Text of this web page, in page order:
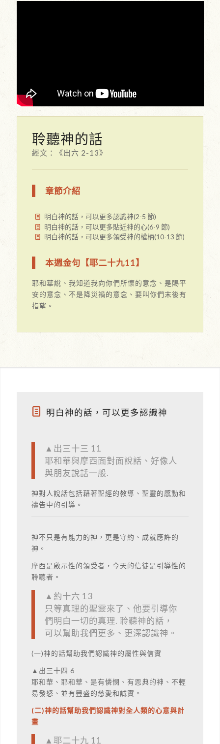
聆聽神的話
經文：《出六 2-13》
章節介紹
明白神的話，可以更多認識神(2-5 節)
明白神的話，可以更多貼近神的心(6-9 節)
明白神的話，可以更多領受神的權柄(10-13 節)
本週金句【耶二十九11】
耶和華說、我知道我向你們所懷的意念、是賜平
安的意念、不是降災禍的意念、要叫你們末後有
指望。
明白神的話，可以更多認識神
▲出三十三 11
耶和華與摩西面對面說話、好像人
與朋友說話一般.
神對人說話包括藉著聖經的教導、聖靈的感動和
禱告中的引導。
神不只是有能力的神，更是守約、成就應許的
神。
摩西是啟示性的領受者，今天的信徒是引導性的
聆聽者。
▲約十六 13
只等真理的聖靈來了、他要引導你
們明白一切的真理. 聆聽神的話，
可以幫助我們更多、更深認識神。
(一)神的話幫助我們認識神的屬性與信實
▲出三十四 6
耶和華、耶和華、是有憐憫、有恩典的神、不輕
易發怒、並有豐盛的慈愛和誠實。
(二)神的話幫助我們認識神對全人類的心意與計
畫
▲耶二十九 11